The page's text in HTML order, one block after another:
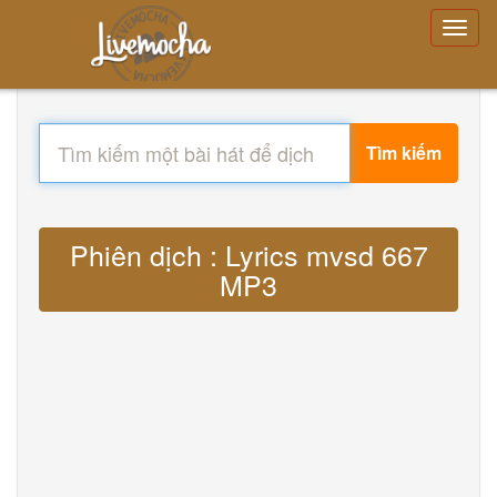
Tìm kiếm
Phiên dịch : Lyrics mvsd 667
MP3